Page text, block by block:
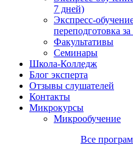
7 дней)
Экспресс-
переподготовка
Факультативы
Семинары
Школа-Колледж
Блог эксперта
Отзывы слушателей
Контакты
Микрокурсы
Микрообучение
Все